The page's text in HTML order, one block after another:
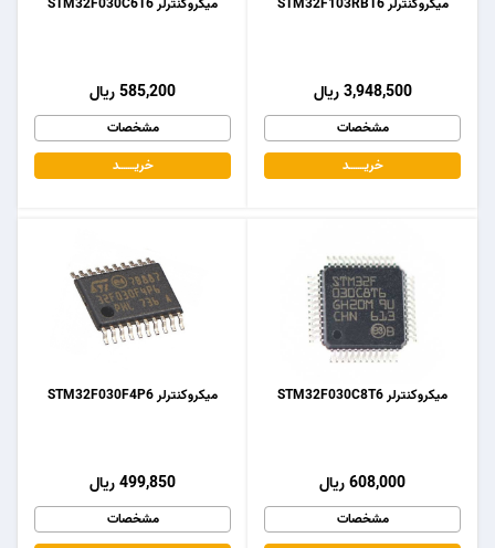
585,200 ریال
مشخصات
خریـــــــد
3,948,500 ریال
مشخصات
خریـــــــد
میکروکنترلر STM32F030F4P6
499,850 ریال
مشخصات
میکروکنترلر STM32F030C8T6
608,000 ریال
مشخصات